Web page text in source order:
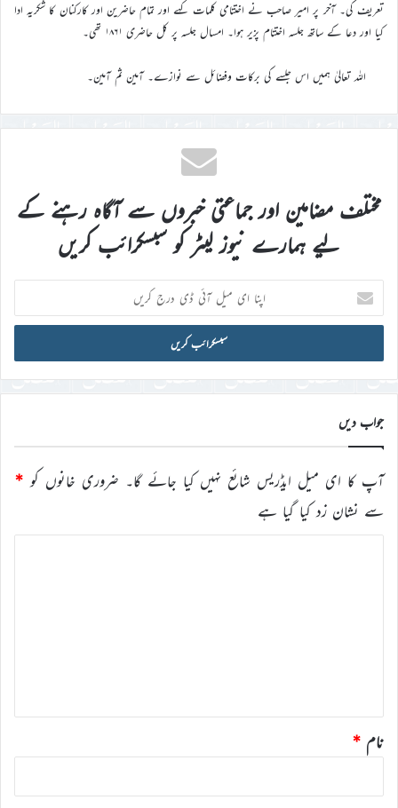
تعریف کی۔ آخر پر امیر صاحب نے اختتامی کلمات کہے اور تمام حاضرین اور کارکنان کا شکریہ ادا
کیا اور دعا کے ساتھ جلسہ اختتام پزیر ہوا۔ امسال جلسہ پر کل حاضری ۱۸۶۱ تھی۔
اللہ تعالیٰ ہمیں اس جلسے کی برکات وفضائل سے نوازے۔ آمین ثم آمین۔
مختلف مضامین اور جماعتی خبروں سے آگاہ رہنے کے
لیے ہمارے نیوز لیٹر کو سبسکرائب کریں
اپنا
ای
میل
ڈی
درج
کریں
جواب دیں
آپ کا ای میل ایڈریس شائع نہیں کیا جائے گا۔ ضروری خانوں کو *
سے نشان زد کیا گیا ہے
نام *